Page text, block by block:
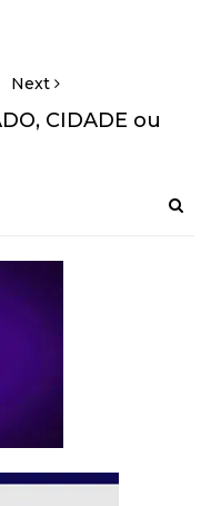
Next
CIDADE ou